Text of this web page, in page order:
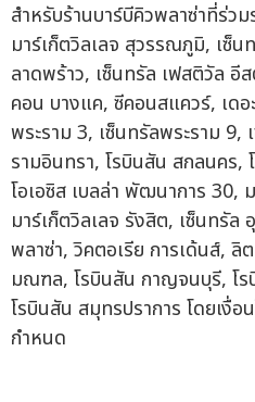
สำหรับร้านบาร์บีคิวพลาซ่าที่ร่ว
มาร์เก็ตวิลเลจ สุวรรณภูมิ, เซ็น
ลาดพร้าว, เซ็นทรัล เฟสติวัล อี
คอน บางแค, ซีคอนสแควร์, เดอ
พระราม 3, เซ็นทรัลพระราม 9,
รามอินทรา, โรบินสัน สกลนคร,
โอเอซิส เบลล่า พัฒนาการ 30,
มาร์เก็ตวิลเลจ รังสิต, เซ็นทรัล
พลาซ่า, วิคตอเรีย การเด้นส์,
มณฑล, โรบินสัน กาญจนบุรี, โ
โรบินสัน สมุทรปราการ โดยเงื่อ
กำหนด